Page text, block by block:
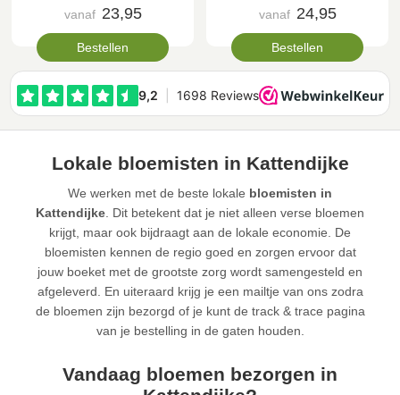
vanaf 23,95
Bestellen
vanaf 24,95
Bestellen
Lokale bloemisten in Kattendijke
We werken met de beste lokale bloemisten in
Kattendijke . Dit betekent dat je niet alleen verse bloemen
krijgt, maar ook bijdraagt aan de lokale economie. De
bloemisten kennen de regio goed en zorgen ervoor dat
jouw boeket met de grootste zorg wordt samengesteld en
afgeleverd. En uiteraard krijg je een mailtje van ons zodra
de bloemen zijn bezorgd of je kunt de track & trace pagina
van je bestelling in de gaten houden.
Vandaag bloemen bezorgen in